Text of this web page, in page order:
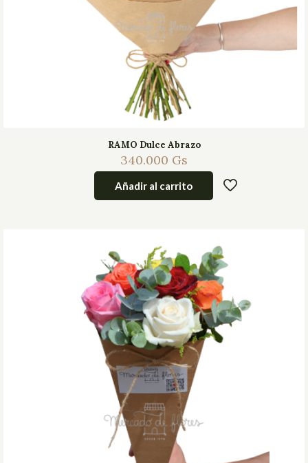
RAMO Dulce Abrazo
340.000 Gs
Añadir al carrito